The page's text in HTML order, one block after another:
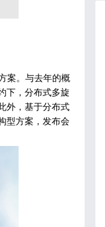
案。与去年的概
下，分布式多旋
外，基于分布式
型方案，发布会